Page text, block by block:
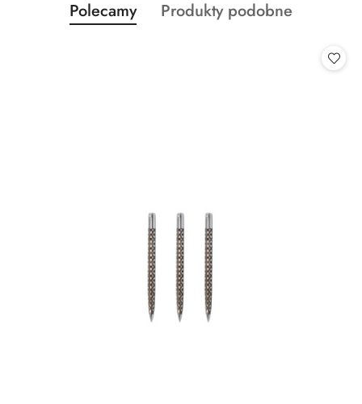
Pomiń karuzelę produktów
Produkty
o
Polecamy
Produkty
Produkty podobne